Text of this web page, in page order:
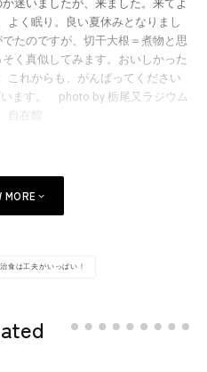
迷いましたが、来ました。来てよ
よく眠り。良い夏休みとなりまし
たのですが、切干大根＝煮物と思
く真似してみます。おいしかった
これからも、がんばってください
ます。 photo by 栃尾又ラジウム
自在館
MORE
食は工夫がいっぱい！